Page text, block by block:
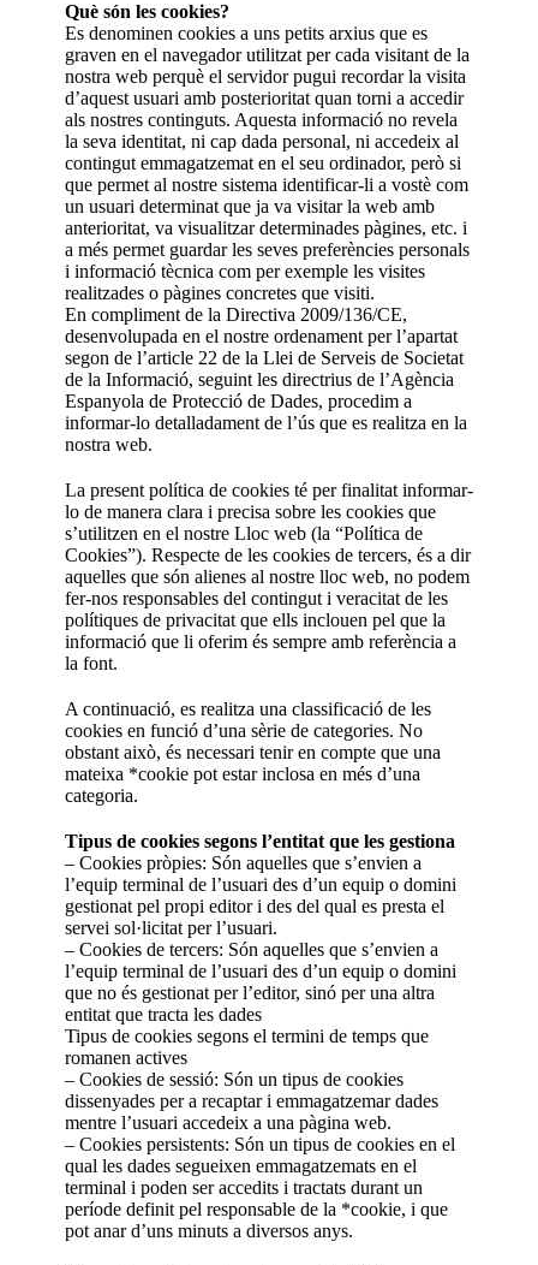
Què són les cookies?
Es denominen cookies a uns petits arxius que es
graven en el navegador utilitzat per cada visitant de la
nostra web perquè el servidor pugui recordar la visita
d’aquest usuari amb posterioritat quan torni a accedir
als nostres continguts. Aquesta informació no revela
la seva identitat, ni cap dada personal, ni accedeix al
contingut emmagatzemat en el seu ordinador, però si
que permet al nostre sistema identificar-li a vostè com
un usuari determinat que ja va visitar la web amb
anterioritat, va visualitzar determinades pàgines, etc. i
a més permet guardar les seves preferències personals
i informació tècnica com per exemple les visites
realitzades o pàgines concretes que visiti.
En compliment de la Directiva 2009/136/CE,
desenvolupada en el nostre ordenament per l’apartat
segon de l’article 22 de la Llei de Serveis de Societat
de la Informació, seguint les directrius de l’Agència
Espanyola de Protecció de Dades, procedim a
informar-lo detalladament de l’ús que es realitza en la
nostra web.
La present política de cookies té per finalitat informar-
lo de manera clara i precisa sobre les cookies que
s’utilitzen en el nostre Lloc web (la “Política de
Cookies”). Respecte de les cookies de tercers, és a dir
aquelles que són alienes al nostre lloc web, no podem
fer-nos responsables del contingut i veracitat de les
polítiques de privacitat que ells inclouen pel que la
informació que li oferim és sempre amb referència a
la font.
A continuació, es realitza una classificació de les
cookies en funció d’una sèrie de categories. No
obstant això, és necessari tenir en compte que una
mateixa *cookie pot estar inclosa en més d’una
categoria.
Tipus de cookies segons l’entitat que les gestiona
– Cookies pròpies: Són aquelles que s’envien a
l’equip terminal de l’usuari des d’un equip o domini
gestionat pel propi editor i des del qual es presta el
servei sol·licitat per l’usuari.
– Cookies de tercers: Són aquelles que s’envien a
l’equip terminal de l’usuari des d’un equip o domini
que no és gestionat per l’editor, sinó per una altra
entitat que tracta les dades
Tipus de cookies segons el termini de temps que
romanen actives
– Cookies de sessió: Són un tipus de cookies
dissenyades per a recaptar i emmagatzemar dades
mentre l’usuari accedeix a una pàgina web.
– Cookies persistents: Són un tipus de cookies en el
qual les dades segueixen emmagatzemats en el
terminal i poden ser accedits i tractats durant un
període definit pel responsable de la *cookie, i que
pot anar d’uns minuts a diversos anys.